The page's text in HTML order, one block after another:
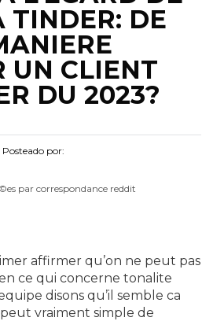
TINDER: DE
UN CLIENT
DU 2023?
Posteado por:
par correspondance reddit
affirmer qu’on ne peut pas
ce qui concerne tonalite
disons qu’il semble ca
peut vraiment simple de